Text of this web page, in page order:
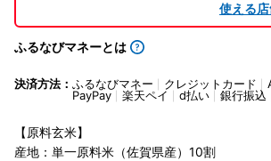
使える
ふるなびマネーとは
決済方法： ふるなびマネー クレジットカード
PayPay
楽天ペイ d払い 銀行振込
【原料玄米】
産地：単一原料米（佐賀県産）10割